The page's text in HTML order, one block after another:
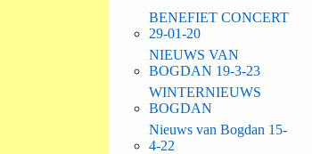
BENEFIET CONCERT
29-01-20
NIEUWS VAN
BOGDAN 19-3-23
WINTERNIEUWS
BOGDAN
Nieuws van Bogdan 15-
4-22